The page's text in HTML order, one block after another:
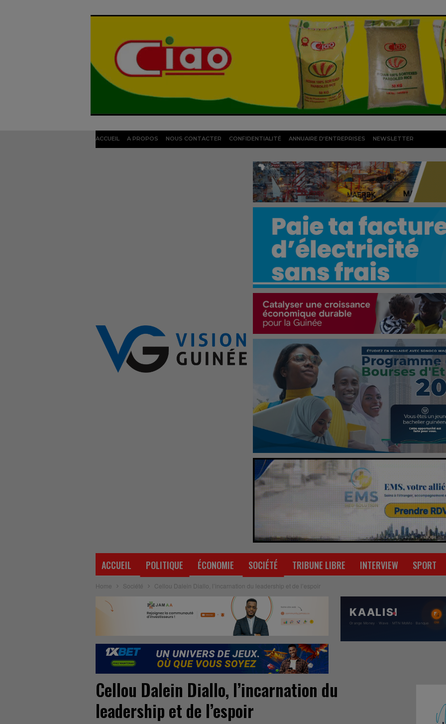
ACCUEIL A PROPOS NOUS CONTACTER CONFIDENTIALITÉ ANNUAIRE D’ENTREPRISES NEWSLETTER
ACCUEIL POLITIQUE ÉCONOMIE SOCIÉTÉ TRIBUNE LIBRE INTERVIEW SPORT
Home Société Cellou Dalein Diallo, l’incarnation du leadership et de l’espoir
Cellou Dalein Diallo, l’incarnation du
leadership et de l’espoir